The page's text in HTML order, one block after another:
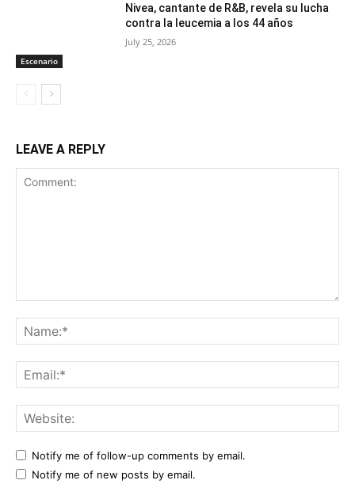
Escenario
Nivea, cantante de R&B, revela su lucha
contra la leucemia a los 44 años
July 25, 2026
LEAVE A REPLY
Notify me of follow-up comments by email.
Notify me of new posts by email.